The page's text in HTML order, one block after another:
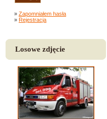
» Zapomniałem hasła
» Rejestracja
Losowe zdjęcie